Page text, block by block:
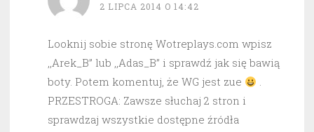
2 LIPCA 2014 O 14:42
Looknij sobie stronę Wotreplays.com wpisz
,,Arek_B” lub ,,Adas_B” i sprawdź jak się bawią
boty. Potem komentuj, że WG jest zue
.
PRZESTROGA: Zawsze słuchaj 2 stron i
sprawdzaj wszystkie dostępne źródła